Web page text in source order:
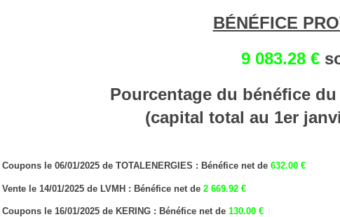
BÉNÉFICE
9 083.28 €
Pourcentage du bénéfice
(capital total au 1er
Coupons le 06/01/2025 de TOTALENERGIES : Bénéfice net de 632.00 €
Vente le 14/01/2025 de LVMH : Bénéfice net de 2 669.92 €
Coupons le 16/01/2025 de KERING : Bénéfice net de 130.00 €